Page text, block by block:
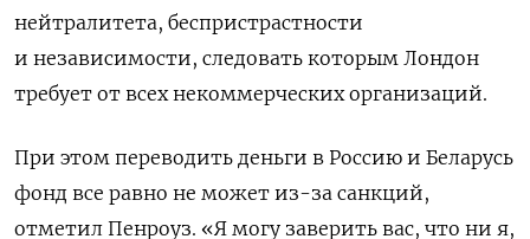
нейтралитета, беспристрастности
и независимости, следовать которым Лондон
требует от всех некоммерческих организаций.
При этом переводить деньги в Россию и Беларусь
фонд все равно не может из-за санкций,
отметил Пенроуз. «Я могу заверить вас, что ни я,